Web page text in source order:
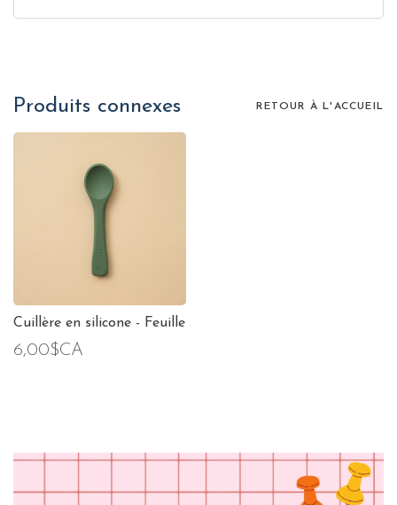
Produits connexes RETOUR À L'ACCUEIL
Cuillère en silicone - Feuille
6,00$CA